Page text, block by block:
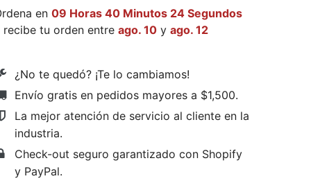
en 09 Horas 40 Minutos 23 Segundos
recibe tu orden entre ago. 10 y ago. 12
¿No te quedó? ¡Te lo cambiamos!
Envío gratis en pedidos mayores a $1,500.
La mejor atención de servicio al cliente en la
industria.
Check-out seguro garantizado con Shopify
y PayPal.